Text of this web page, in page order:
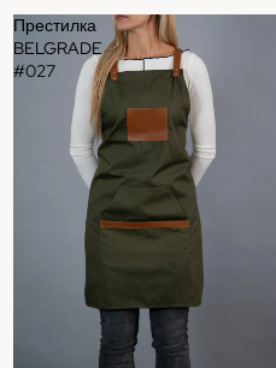
Престилка
BELGRADE
#027